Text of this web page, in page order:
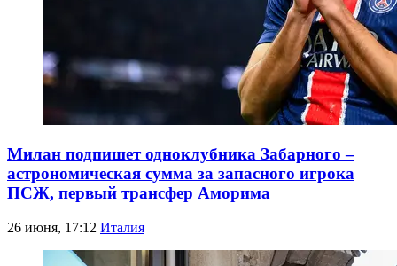
Милан подпишет одноклубника Забарного –
астрономическая сумма за запасного игрока
ПСЖ, первый трансфер Аморима
26 июня, 17:12 Италия